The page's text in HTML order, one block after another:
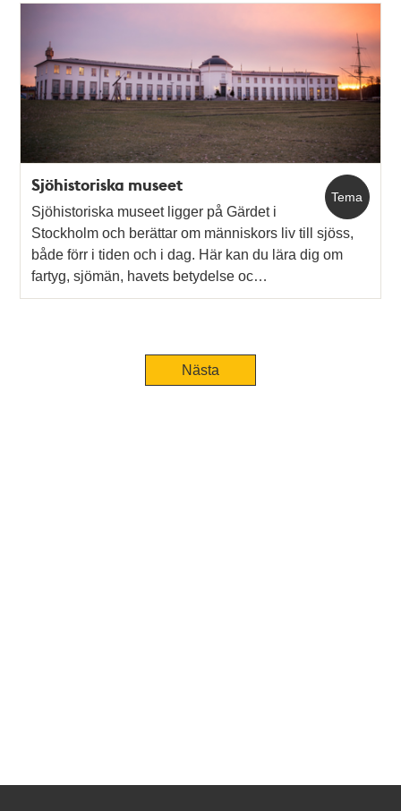
Tema
Sjöhistoriska museet
Sjöhistoriska museet ligger på Gärdet i
Stockholm och berättar om människors liv till sjöss,
både förr i tiden och i dag. Här kan du lära dig om
fartyg, sjömän, havets betydelse oc…
Nästa